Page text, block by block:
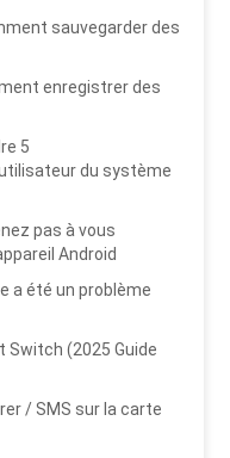
sauvegarder des
enregistrer des
5
du système
pas à vous
Android
a été un problème
Switch (2025 Guide
/ SMS sur la carte